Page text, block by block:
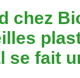
chez
se fait